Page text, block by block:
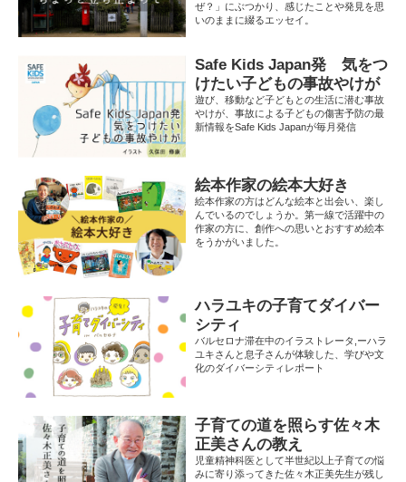
ぜ？」にぶつかり、感じたことや発見を思
いのままに綴るエッセイ。
Safe Kids Japan発 気をつ
けたい子どもの事故やけが
遊び、移動など子どもとの生活に潜む事故
やけが、事故による子どもの傷害予防の最
新情報をSafe Kids Japanが毎月発信
絵本作家の絵本大好き
絵本作家の方はどんな絵本と出会い、楽し
んでいるのでしょうか。第一線で活躍中の
作家の方に、創作への思いとおすすめ絵本
をうかがいました。
ハラユキの子育てダイバー
シティ
バルセロナ滞在中のイラストレータ,ーハラ
ユキさんと息子さんが体験した、学びや文
化のダイバーシティレポート
子育ての道を照らす佐々木
正美さんの教え
児童精神科医として半世紀以上子育ての悩
みに寄り添ってきた佐々木正美先生が残し